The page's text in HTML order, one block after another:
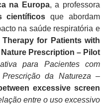
na Europa, a professora
científicos que abordam
na saúde respiratória e
for Patients with
Prescription – Pilot
para Pacientes com
da Natureza –
excessive screen
entre o uso excessivo